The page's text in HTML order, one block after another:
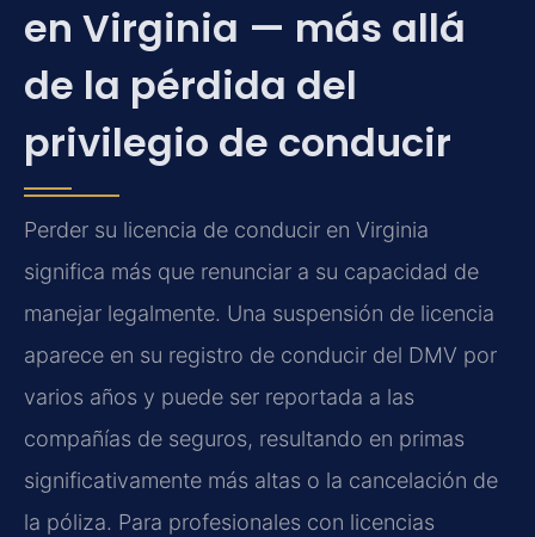
en Virginia — más allá
de la pérdida del
privilegio de conducir
Perder su licencia de conducir en Virginia
significa más que renunciar a su capacidad de
manejar legalmente. Una suspensión de licencia
aparece en su registro de conducir del DMV por
varios años y puede ser reportada a las
compañías de seguros, resultando en primas
significativamente más altas o la cancelación de
la póliza. Para profesionales con licencias